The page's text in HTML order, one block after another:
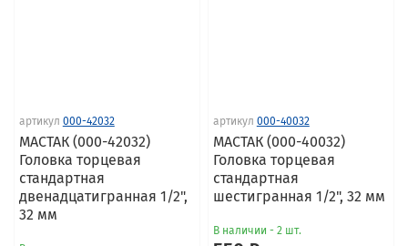
артикул 000-42032
МАСТАК (000-42032)
Головка торцевая
стандартная
двенадцатигранная 1/2",
32 мм
артикул 000-40032
МАСТАК (000-40032)
Головка торцевая
стандартная
шестигранная 1/2", 32 мм
В наличии - 2 шт.